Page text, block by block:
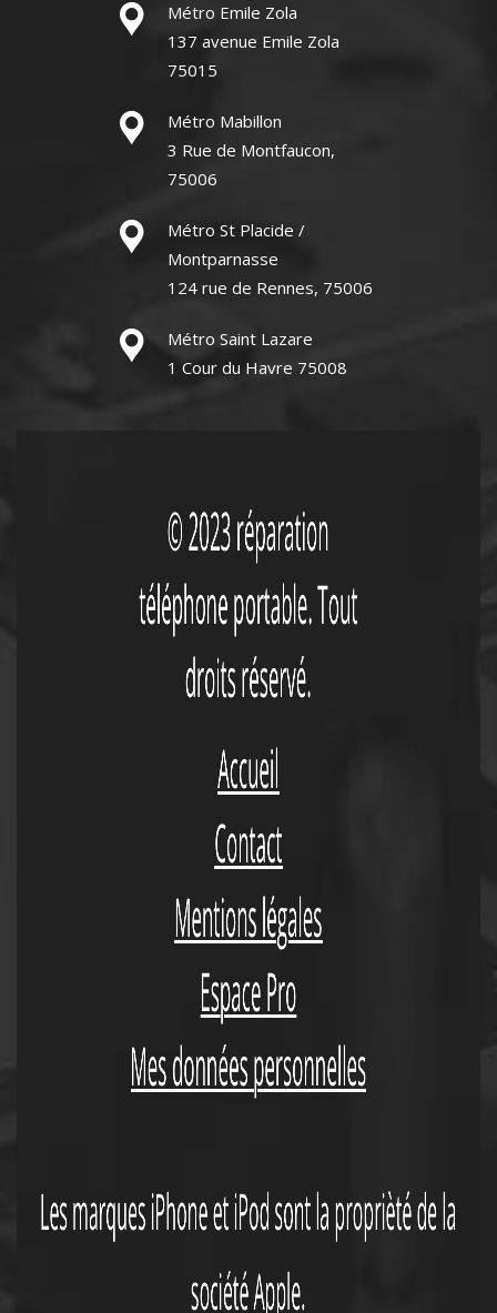
Métro Emile Zola
137 avenue Emile Zola
75015
Métro Mabillon
3 Rue de Montfaucon,
75006
Métro St Placide /
Montparnasse
124 rue de Rennes, 75006
Métro Saint Lazare
1 Cour du Havre 75008